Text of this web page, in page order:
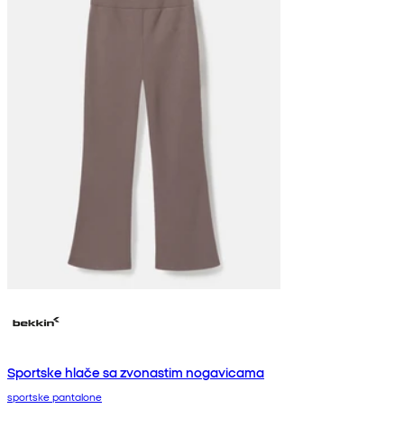
Sportske hlače sa zvonastim nogavicama
sportske pantalone